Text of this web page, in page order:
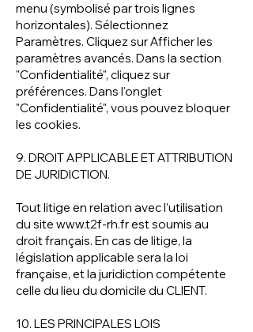
menu (symbolisé par trois lignes
horizontales). Sélectionnez
Paramètres. Cliquez sur Afficher les
paramètres avancés. Dans la section
"Confidentialité", cliquez sur
préférences. Dans l'onglet
"Confidentialité", vous pouvez bloquer
les cookies.
9. DROIT APPLICABLE ET ATTRIBUTION
DE JURIDICTION.
Tout litige en relation avec l’utilisation
du site www.t2f-rh.frest soumis au
droit français. En cas de litige, la
législation applicable sera la loi
française, et la juridiction compétente
celle du lieu du domicile du CLIENT.
10. LES PRINCIPALES LOIS